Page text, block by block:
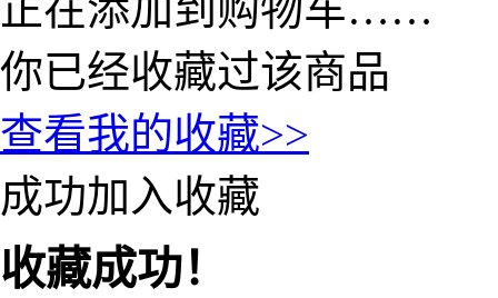
你已经收藏过该商品
查看我的收藏>>
成功加入收藏
收藏成功！